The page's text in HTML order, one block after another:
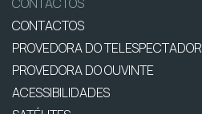
CONTACTOS
CONTACTOS
PROVEDORA DO TELESPECTADOR
PROVEDORA DO OUVINTE
ACESSIBILIDADES